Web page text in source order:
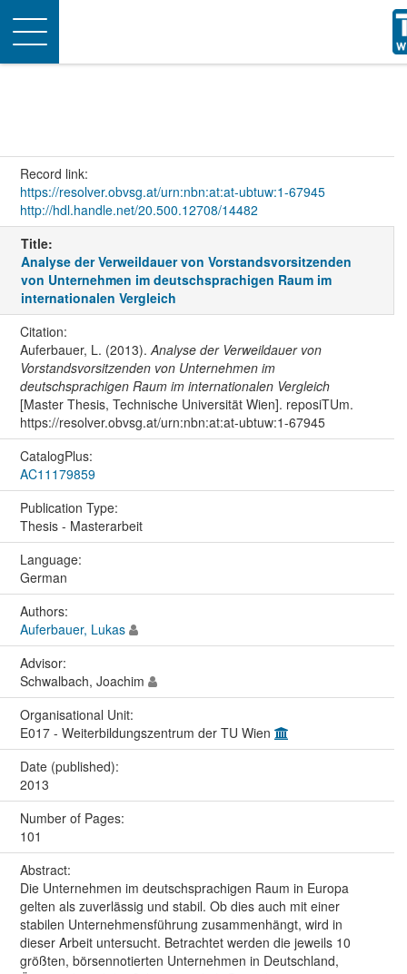
Toggle
navigation
Record link:
https://resolver.obvsg.at/urn:nbn:at:at-ubtuw:1-67945
http://hdl.handle.net/20.500.12708/14482
Title:
Analyse der Verweildauer von Vorstandsvorsitzenden
von Unternehmen im deutschsprachigen Raum im
internationalen Vergleich
Citation:
Auferbauer, L. (2013).Analyse der Verweildauer von
Vorstandsvorsitzenden von Unternehmen im
deutschsprachigen Raum im internationalen Vergleich
[Master Thesis, Technische Universität Wien]. reposiTUm.
https://resolver.obvsg.at/urn:nbn:at:at-ubtuw:1-67945
CatalogPlus:
AC11179859
Publication Type:
Thesis - Masterarbeit
Language:
German
Authors:
Auferbauer, Lukas
Advisor:
Schwalbach, Joachim
Organisational Unit:
E017 - Weiterbildungszentrum der TU Wien
Date (published):
2013
Number of Pages:
101
Abstract:
Die Unternehmen im deutschsprachigen Raum in Europa
gelten als zuverlässig und stabil. Ob dies auch mit einer
stabilen Unternehmensführung zusammenhängt, wird in
dieser Arbeit untersucht. Betrachtet werden die jeweils 10
größten, börsennotierten Unternehmen in Deutschland,